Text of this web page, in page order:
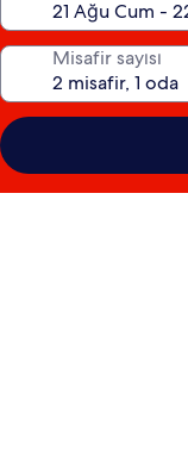
Misafir sayısı